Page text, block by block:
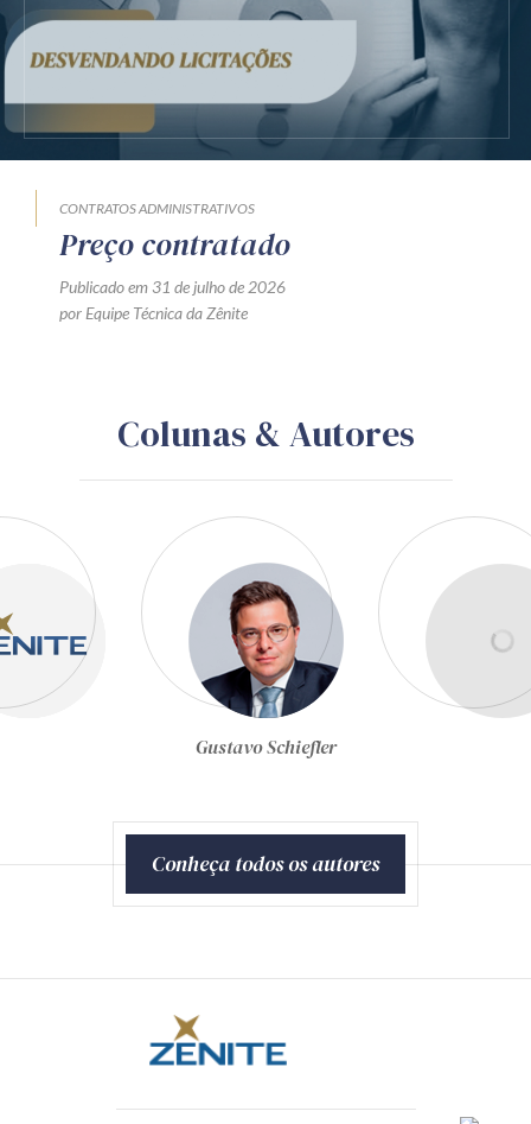
CONTRATOS ADMINISTRATIVOS
Preço contratado
Publicado em 31 de julho de 2026
por Equipe Técnica da Zênite
Colunas & Autores
Joel de Menezes Niebuhr
Conheça todos os autores